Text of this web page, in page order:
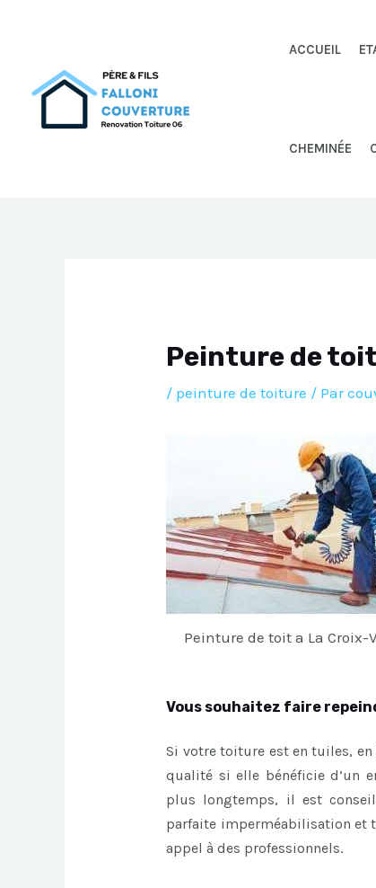
ACCUEIL
CHEMINÉE
Peinture de
/ peinture de toiture / Par
Peinture de toit a La Croix-
Vous souhaitez faire
Si votre toiture est en tuiles,
qualité si elle bénéficie d’un
plus longtemps, il est
parfaite imperméabilisation et
appel à des professionnels.